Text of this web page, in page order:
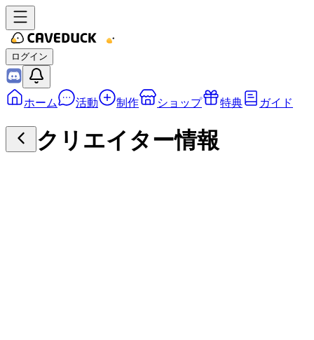
ログイン
ホーム 活動 制作 ショップ 特典 ガイド
クリエイター情報